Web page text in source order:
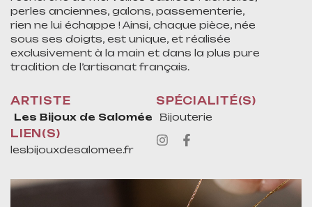
perles anciennes, galons, passementerie,
rien ne lui échappe ! Ainsi, chaque pièce, née
sous ses doigts, est unique, et réalisée
exclusivement à la main et dans la plus pure
tradition de l’artisanat français.
ARTISTE
Les Bijoux de Salomée
SPÉCIALITÉ(S)
Bijouterie
LIEN(S)
lesbijouxdesalomee.fr